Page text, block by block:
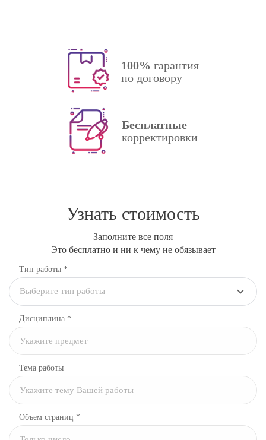
100% гарантия
по договору
Бесплатные
корректировки
Узнать стоимость
Заполните все поля
Это бесплатно и ни к чему не обязывает
Тип работы *
Выберите тип работы
Дисциплина *
Тема работы
Объем страниц *